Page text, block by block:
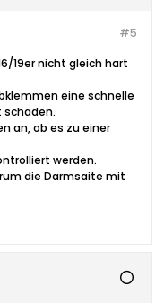
#5
19er nicht gleich hart
eine schnelle
schaden.
an, ob es zu einer
werden.
die Darmsaite mit